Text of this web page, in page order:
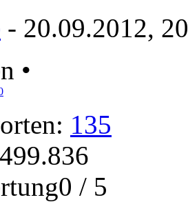
- 20.09.2012,
•
135
/ 5